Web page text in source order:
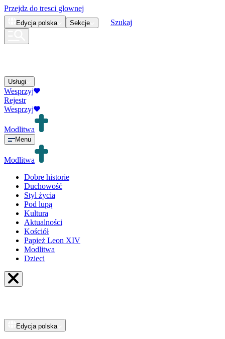
Przejdz do tresci glownej
Edycja polska Sekcje Szukaj
Usługi
Wesprzyj
Rejestr
Wesprzyj
Modlitwa
Menu
Modlitwa
Dobre historie
Duchowość
Styl życia
Pod lupą
Kultura
Aktualności
Kościół
Papież Leon XIV
Modlitwa
Dzieci
Edycja polska